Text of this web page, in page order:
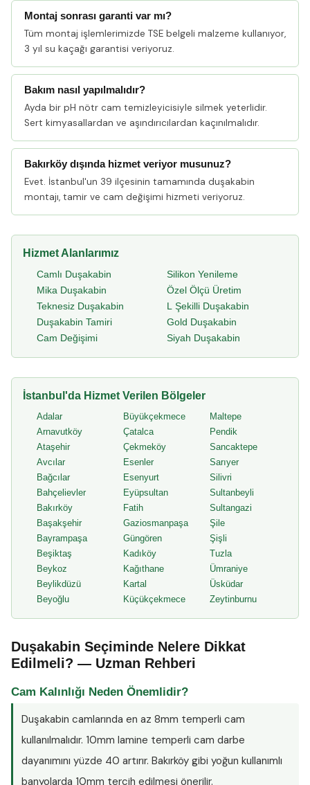
Montaj sonrası garanti var mı?
Tüm montaj işlemlerimizde TSE belgeli malzeme kullanıyor,
3 yıl su kaçağı garantisi veriyoruz.
Bakım nasıl yapılmalıdır?
Ayda bir pH nötr cam temizleyicisiyle silmek yeterlidir.
Sert kimyasallardan ve aşındırıcılardan kaçınılmalıdır.
Bakırköy dışında hizmet veriyor musunuz?
Evet. İstanbul'un 39 ilçesinin tamamında duşakabin
montajı, tamir ve cam değişimi hizmeti veriyoruz.
Hizmet Alanlarımız
Camlı Duşakabin
Mika Duşakabin
Teknesiz Duşakabin
Duşakabin Tamiri
Cam Değişimi
Silikon Yenileme
Özel Ölçü Üretim
L Şekilli Duşakabin
Gold Duşakabin
Siyah Duşakabin
İstanbul'da Hizmet Verilen Bölgeler
Adalar
Arnavutköy
Ataşehir
Avcılar
Bağcılar
Bahçelievler
Bakırköy
Başakşehir
Bayrampaşa
Beşiktaş
Beykoz
Beylikdüzü
Beyoğlu
Büyükçekmece
Çatalca
Çekmeköy
Esenler
Esenyurt
Eyüpsultan
Fatih
Gaziosmanpaşa
Güngören
Kadıköy
Kağıthane
Kartal
Küçükçekmece
Maltepe
Pendik
Sancaktepe
Sarıyer
Silivri
Sultanbeyli
Sultangazi
Şile
Şişli
Tuzla
Ümraniye
Üsküdar
Zeytinburnu
Duşakabin Seçiminde Nelere Dikkat
Edilmeli? — Uzman Rehberi
Cam Kalınlığı Neden Önemlidir?
Duşakabin camlarında en az 8mm temperli cam
kullanılmalıdır. 10mm lamine temperli cam darbe
dayanımını yüzde 40 artırır. Bakırköy gibi yoğun kullanımlı
banyolarda 10mm tercih edilmesi önerilir.